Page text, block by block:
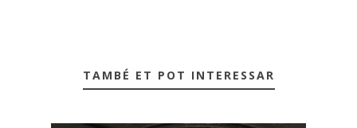
TAMBÉ ET POT INTERESSAR